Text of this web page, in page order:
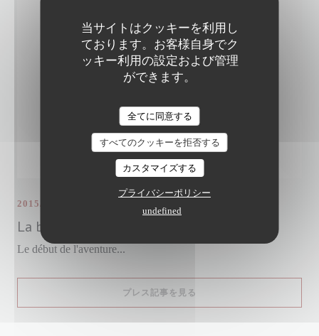
当サイトはクッキーを利用し
ております。お客様自身でク
ッキー利用の設定および管理
ができます。
全てに同意する
すべてのクッキーを拒否する
カスタマイズする
プライバシーポリシー
undefined
La bistronomie en famille
2015/01/12
Le début de l'aventure...
プレス記事を見る